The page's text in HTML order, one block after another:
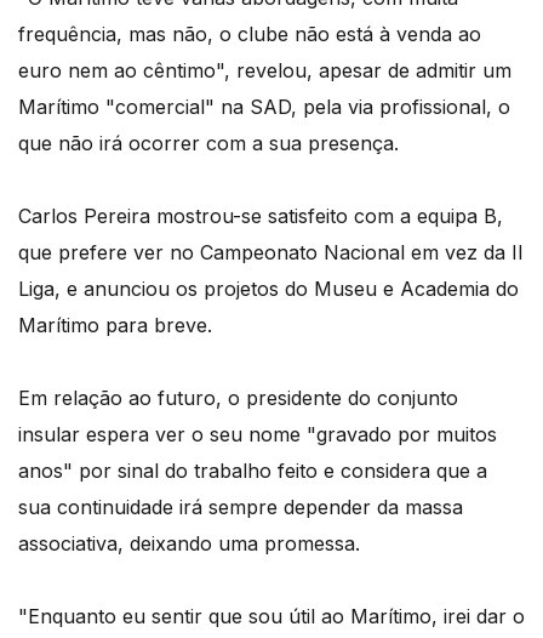
frequência, mas não, o clube não está à venda ao
euro nem ao cêntimo", revelou, apesar de admitir um
Marítimo "comercial" na SAD, pela via profissional, o
que não irá ocorrer com a sua presença.
Carlos Pereira mostrou-se satisfeito com a equipa B,
que prefere ver no Campeonato Nacional em vez da II
Liga, e anunciou os projetos do Museu e Academia do
Marítimo para breve.
Em relação ao futuro, o presidente do conjunto
insular espera ver o seu nome "gravado por muitos
anos" por sinal do trabalho feito e considera que a
sua continuidade irá sempre depender da massa
associativa, deixando uma promessa.
"Enquanto eu sentir que sou útil ao Marítimo, irei dar o